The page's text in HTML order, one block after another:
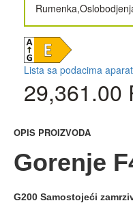
Lista sa podacima
29,361.00
OPIS PROIZVODA
Gorenje
G200 Samostojeći